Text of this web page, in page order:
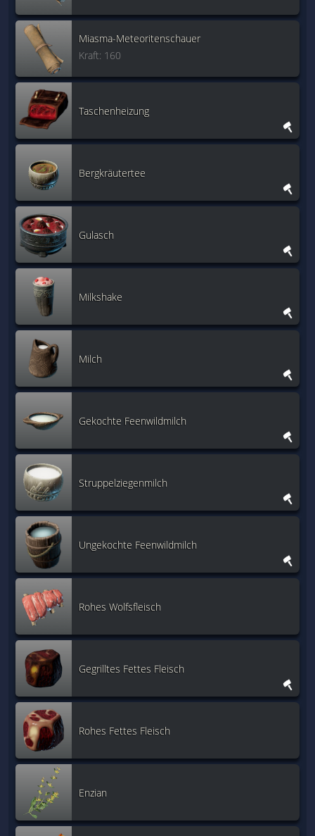
Miasma-Meteoritenschauer
Kraft: 160
Taschenheizung
Bergkräutertee
Gulasch
Milkshake
Milch
Gekochte Feenwildmilch
Struppelziegenmilch
Ungekochte Feenwildmilch
Rohes Wolfsfleisch
Gegrilltes Fettes Fleisch
Rohes Fettes Fleisch
Enzian